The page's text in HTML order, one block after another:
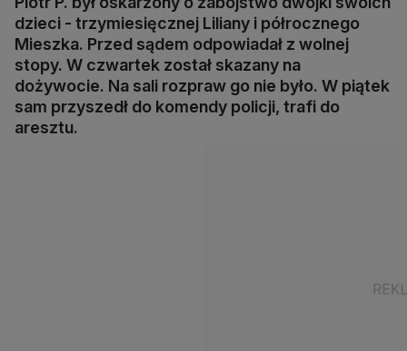
dzieci - trzymiesięcznej Liliany i półrocznego
Mieszka. Przed sądem odpowiadał z wolnej
stopy. W czwartek został skazany na
dożywocie. Na sali rozpraw go nie było. W piątek
sam przyszedł do komendy policji, trafi do
aresztu.